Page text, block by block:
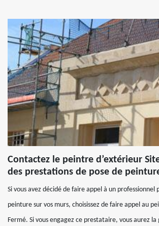
Contactez le peintre d’extérieur
des prestations de pose de
Si vous avez décidé de faire appel à un professionnel
peinture sur vos murs, choisissez de faire appel au
Fermé. Si vous engagez ce prestataire, vous aurez la